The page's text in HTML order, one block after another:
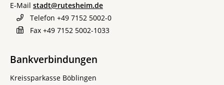
E-Mail stadt@rutesheim.de
Telefon +49 7152 5002-0
Fax +49 7152 5002-1033
Bankverbindungen
Kreissparkasse Böblingen